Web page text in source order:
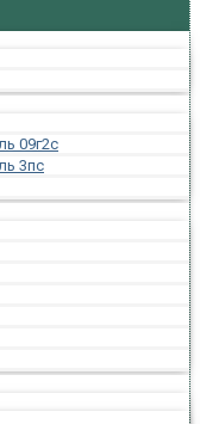
09г2с
3пс